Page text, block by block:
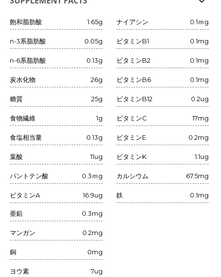
飽和脂肪酸 1.65g
n-3系脂肪酸 0.05g
n-6系脂肪酸 0.13g
炭水化物 26g
糖質 25g
食物繊維 1g
食塩相当量 0.13g
葉酸 11ug
パントテン酸 0.3ｍg
ビタミンA 16.9ug
ナイアシン 0.1ｍg
ビタミンB1 0.1mg
ビタミンB2 0.1mg
ビタミンB6 0.1mg
ビタミンB12 0.2ug
ビタミンC 17mg
ビタミンE 0.2mg
ビタミンK 1.1ug
カルシウム 67.5mg
鉄 0.1mg
亜鉛 0.3mg
マンガン 0.2mg
銅 0mg
ヨウ素 7ug